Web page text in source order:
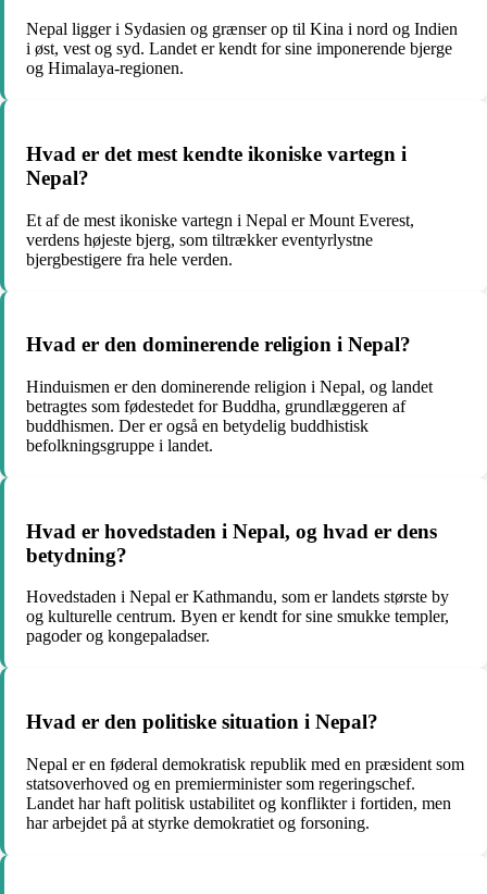
Nepal ligger i Sydasien og grænser op til Kina i nord og Indien
i øst, vest og syd. Landet er kendt for sine imponerende bjerge
og Himalaya-regionen.
Hvad er det mest kendte ikoniske vartegn i
Nepal?
Et af de mest ikoniske vartegn i Nepal er Mount Everest,
verdens højeste bjerg, som tiltrækker eventyrlystne
bjergbestigere fra hele verden.
Hvad er den dominerende religion i Nepal?
Hinduismen er den dominerende religion i Nepal, og landet
betragtes som fødestedet for Buddha, grundlæggeren af
buddhismen. Der er også en betydelig buddhistisk
befolkningsgruppe i landet.
Hvad er hovedstaden i Nepal, og hvad er dens
betydning?
Hovedstaden i Nepal er Kathmandu, som er landets største by
og kulturelle centrum. Byen er kendt for sine smukke templer,
pagoder og kongepaladser.
Hvad er den politiske situation i Nepal?
Nepal er en føderal demokratisk republik med en præsident som
statsoverhoved og en premierminister som regeringschef.
Landet har haft politisk ustabilitet og konflikter i fortiden, men
har arbejdet på at styrke demokratiet og forsoning.